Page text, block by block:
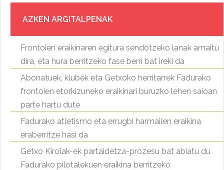
AZKEN ARGITALPENAK
Frontoien eraikinaren egitura sendotzeko lanak amaitu
dira, eta hura berritzeko fase berri bat ireki da
Abonatuek, klubek eta Getxoko herritarrek Fadurako
frontoien etorkizuneko eraikinari buruzko lehen saioan
parte hartu dute
Fadurako atletismo eta errugbi harmailen eraikina
eraberritze hasi da
Getxo Kirolak-ek partaidetza-prozesu bat abiatu du
Fadurako pilotalekuen eraikina berritzeko